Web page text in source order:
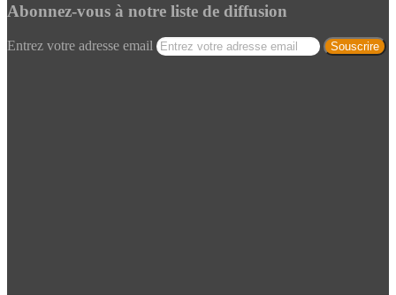
Abonnez-vous à notre liste de diffusion
Entrez votre adresse email